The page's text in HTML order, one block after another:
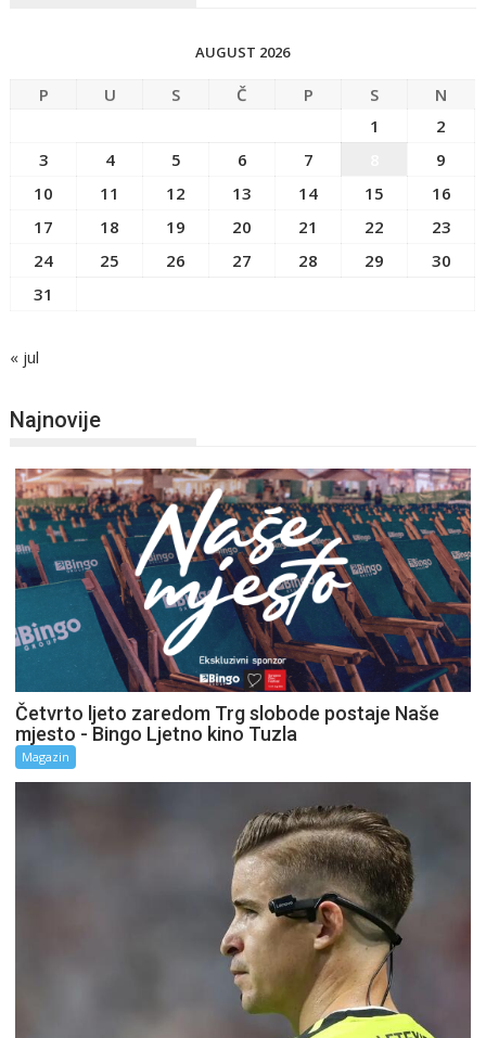
AUGUST 2026
P U S Č P S
N
1
2
3
4 5 6 7
9
10
11 12 13 14 15
16
17
18 19 20 21 22
23
24
25 26 27 28 29
30
31
« jul
Najnovije
Četvrto ljeto zaredom Trg slobode postaje Naše
mjesto - Bingo Ljetno kino Tuzla
Magazin